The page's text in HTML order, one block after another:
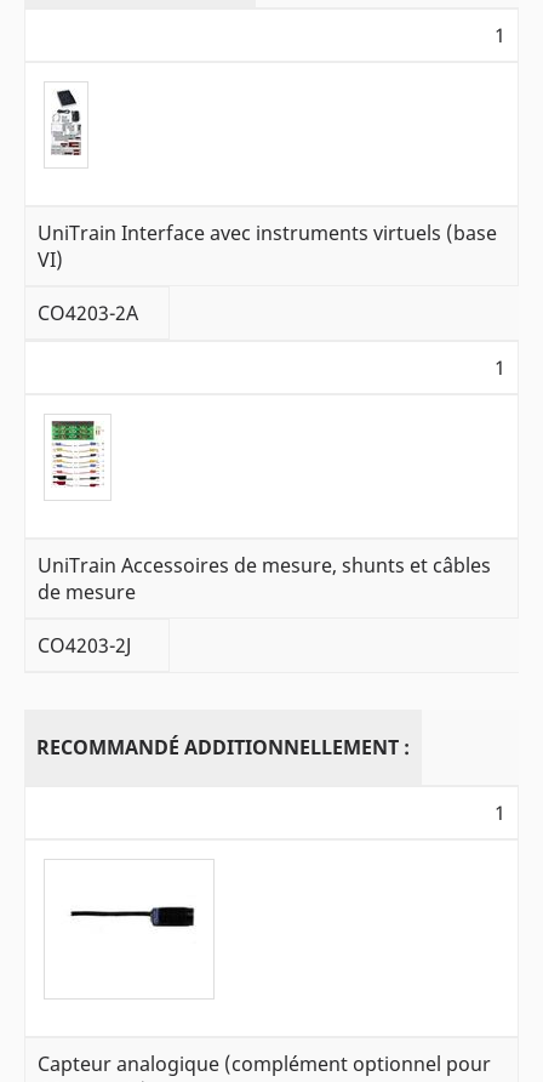
1
UniTrain Interface avec instruments virtuels (base
VI)
CO4203-2A
1
UniTrain Accessoires de mesure, shunts et câbles
de mesure
CO4203-2J
RECOMMANDÉ ADDITIONNELLEMENT :
1
Capteur analogique (complément optionnel pour